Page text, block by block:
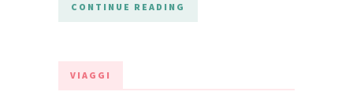
CONTINUE READING
VIAGGI